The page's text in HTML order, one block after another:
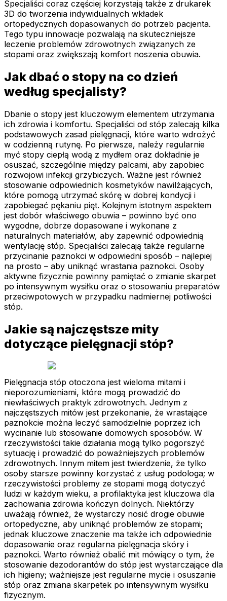
Specjaliści coraz częściej korzystają także z drukarek
3D do tworzenia indywidualnych wkładek
ortopedycznych dopasowanych do potrzeb pacjenta.
Tego typu innowacje pozwalają na skuteczniejsze
leczenie problemów zdrowotnych związanych ze
stopami oraz zwiększają komfort noszenia obuwia.
Jak dbać o stopy na co dzień
według specjalisty?
Dbanie o stopy jest kluczowym elementem utrzymania
ich zdrowia i komfortu. Specjaliści od stóp zalecają kilka
podstawowych zasad pielęgnacji, które warto wdrożyć
w codzienną rutynę. Po pierwsze, należy regularnie
myć stopy ciepłą wodą z mydłem oraz dokładnie je
osuszać, szczególnie między palcami, aby zapobiec
rozwojowi infekcji grzybiczych. Ważne jest również
stosowanie odpowiednich kosmetyków nawilżających,
które pomogą utrzymać skórę w dobrej kondycji i
zapobiegać pękaniu pięt. Kolejnym istotnym aspektem
jest dobór właściwego obuwia – powinno być ono
wygodne, dobrze dopasowane i wykonane z
naturalnych materiałów, aby zapewnić odpowiednią
wentylację stóp. Specjaliści zalecają także regularne
przycinanie paznokci w odpowiedni sposób – najlepiej
na prosto – aby uniknąć wrastania paznokci. Osoby
aktywne fizycznie powinny pamiętać o zmianie skarpet
po intensywnym wysiłku oraz o stosowaniu preparatów
przeciwpotowych w przypadku nadmiernej potliwości
stóp.
Jakie są najczęstsze mity
dotyczące pielęgnacji stóp?
Pielęgnacja stóp otoczona jest wieloma mitami i
nieporozumieniami, które mogą prowadzić do
niewłaściwych praktyk zdrowotnych. Jednym z
najczęstszych mitów jest przekonanie, że wrastające
paznokcie można leczyć samodzielnie poprzez ich
wycinanie lub stosowanie domowych sposobów. W
rzeczywistości takie działania mogą tylko pogorszyć
sytuację i prowadzić do poważniejszych problemów
zdrowotnych. Innym mitem jest twierdzenie, że tylko
osoby starsze powinny korzystać z usług podologa; w
rzeczywistości problemy ze stopami mogą dotyczyć
ludzi w każdym wieku, a profilaktyka jest kluczowa dla
zachowania zdrowia kończyn dolnych. Niektórzy
uważają również, że wystarczy nosić drogie obuwie
ortopedyczne, aby uniknąć problemów ze stopami;
jednak kluczowe znaczenie ma także ich odpowiednie
dopasowanie oraz regularna pielęgnacja skóry i
paznokci. Warto również obalić mit mówiący o tym, że
stosowanie dezodorantów do stóp jest wystarczające dla
ich higieny; ważniejsze jest regularne mycie i osuszanie
stóp oraz zmiana skarpetek po intensywnym wysiłku
fizycznym.